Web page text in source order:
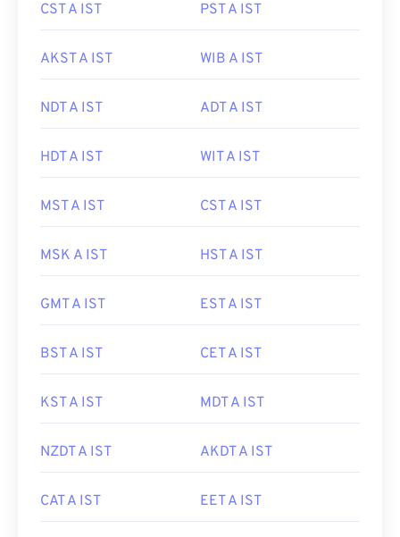
CST A IST PST A IST
AKST A IST WIB A IST
NDT A IST ADT A IST
HDT A IST WIT A IST
MST A IST CST A IST
MSK A IST HST A IST
GMT A IST EST A IST
BST A IST CET A IST
KST A IST MDT A IST
NZDT A IST AKDT A IST
CAT A IST EET A IST